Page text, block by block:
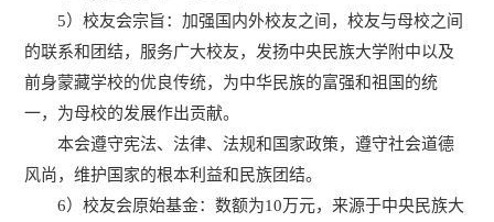
5）校友会宗旨：加强国内外校友之间，校友与母校之间
的联系和团结，服务广大校友，发扬中央民族大学附中以及
前身蒙藏学校的优良传统，为中华民族的富强和祖国的统
一，为母校的发展作出贡献。
本会遵守宪法、法律、法规和国家政策，遵守社会道德
风尚，维护国家的根本利益和民族团结。
6）校友会原始基金：数额为10万元，来源于中央民族大